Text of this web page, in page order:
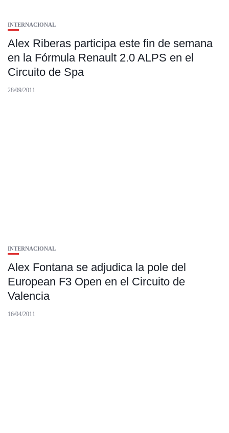
INTERNACIONAL
Alex Riberas participa este fin de semana
en la Fórmula Renault 2.0 ALPS en el
Circuito de Spa
28/09/2011
INTERNACIONAL
Alex Fontana se adjudica la pole del
European F3 Open en el Circuito de
Valencia
16/04/2011